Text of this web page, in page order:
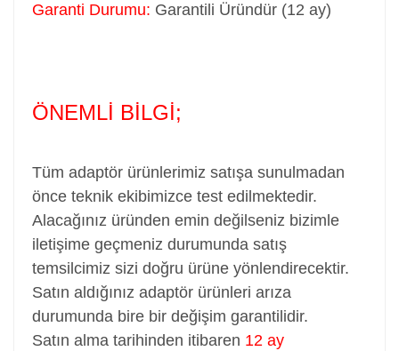
Garanti Durumu: Garantili Üründür (12 ay)
ÖNEMLİ BİLGİ;
Tüm adaptör ürünlerimiz satışa sunulmadan
önce teknik ekibimizce test edilmektedir.
Alacağınız üründen emin değilseniz bizimle
iletişime geçmeniz durumunda satış
temsilcimiz sizi doğru ürüne yönlendirecektir.
Satın aldığınız adaptör ürünleri arıza
durumunda bire bir değişim garantilidir.
Satın alma tarihinden itibaren 12 ay